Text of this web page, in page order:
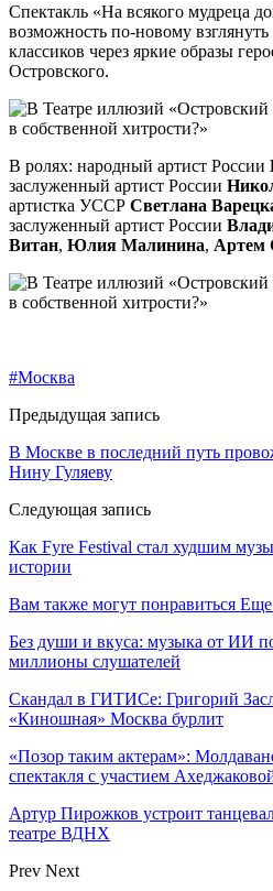
Спектакль «На всякого мудреца
возможность по-новому
классиков через яркие образы
Островского.
В ролях: народный артист России
заслуженный артист России
артистка УССР Светлана
заслуженный артист России
Витан, Юлия Малинина, Артем
#Москва
Предыдущая запись
В Москве в последний путь
Нину Гуляеву
Следующая запись
Как Fyre Festival стал худшим
истории
Вам также могут понравиться Еще
Без души и вкуса: музыка от ИИ
миллионы слушателей
Скандал в ГИТИСе: Григорий
«Киношная» Москва бурлит
«Позор таким актерам»:
спектакля с участием
Артур Пирожков устроит
театре ВДНХ
Prev Next